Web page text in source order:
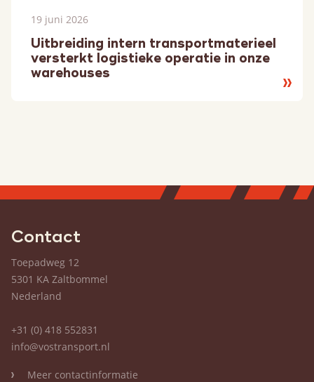
19 juni 2026
Uitbreiding intern transportmaterieel
versterkt logistieke operatie in onze
warehouses
Lees
Contact
Toepadweg 12
5301 KA Zaltbommel
Nederland
+31 (0) 418 552831
info@vostransport.nl
Meer contactinformatie